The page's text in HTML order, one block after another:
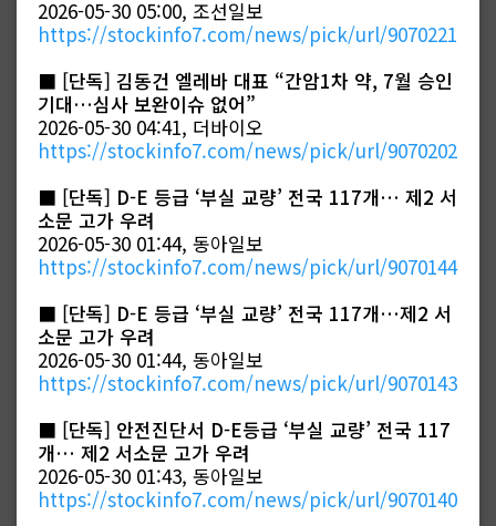
2026-05-30 05:00, 조선일보
https://stockinfo7.com/news/pick/url/9070221
■ [단독] 김동건 엘레바 대표 “간암1차 약, 7월 승인
기대…심사 보완이슈 없어”
2026-05-30 04:41, 더바이오
https://stockinfo7.com/news/pick/url/9070202
■ [단독] D-E 등급 ‘부실 교량’ 전국 117개… 제2 서
소문 고가 우려
2026-05-30 01:44, 동아일보
https://stockinfo7.com/news/pick/url/9070144
■ [단독] D-E 등급 ‘부실 교량’ 전국 117개…제2 서
소문 고가 우려
2026-05-30 01:44, 동아일보
https://stockinfo7.com/news/pick/url/9070143
■ [단독] 안전진단서 D-E등급 ‘부실 교량’ 전국 117
개… 제2 서소문 고가 우려
2026-05-30 01:43, 동아일보
https://stockinfo7.com/news/pick/url/9070140